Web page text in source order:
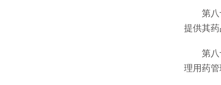
第八十
提供其
第八十
理用药